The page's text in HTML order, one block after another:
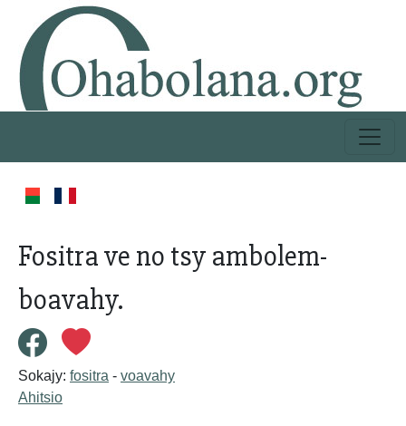
Fositra ve no tsy ambolem-
boavahy.
Sokajy: fositra - voavahy
Ahitsio